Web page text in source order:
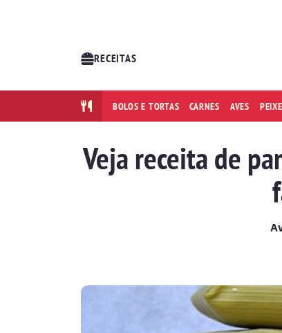
RECEITAS
BOLOS E TORTAS CARNES AVES
Veja receita de